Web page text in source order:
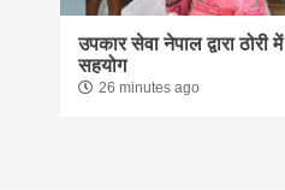
उपकार सेवा नेपाल द्वारा ठोरी में
सहयोग
26 minutes ago